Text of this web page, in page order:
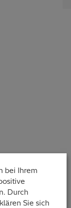
Bernhard
bei Ihrem
Durch
Sie sich